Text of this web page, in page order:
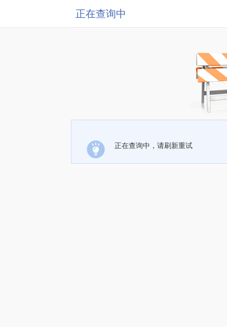
正在查询中
正在查询中，请刷新重试